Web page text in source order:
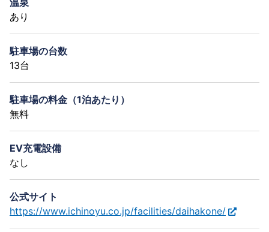
あり
駐車場の台数
13台
駐車場の料金（1泊あたり）
無料
EV充電設備
なし
公式サイト
https://www.ichinoyu.co.jp/facilities/daihakone/